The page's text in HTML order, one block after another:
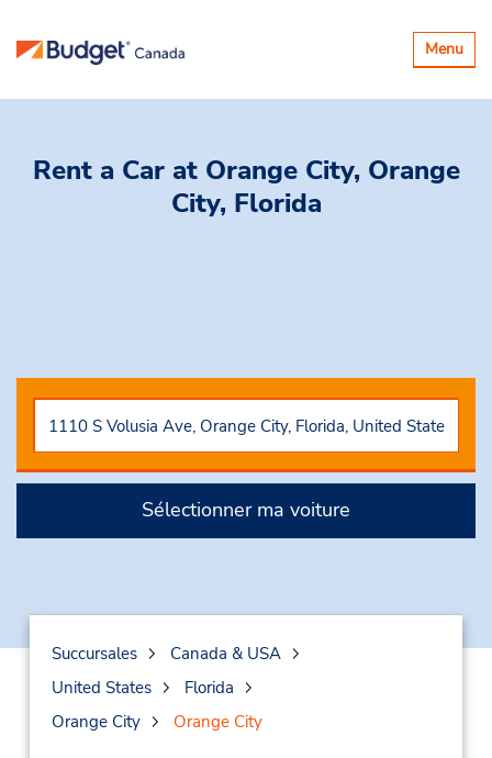
Basculer
la
Menu
Rent a Car at Orange City, Orange
City, Florida
Sélectionner ma voiture
Succursales
Canada & USA
United States
Florida
Orange City
Orange City